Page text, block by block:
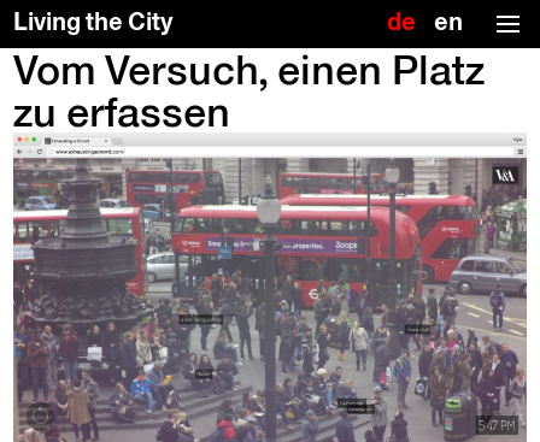
Skip
the
content
Living the City Deutsch
(US)
Vom Versuch, einen Platz
zu erfassen
To
top
↑